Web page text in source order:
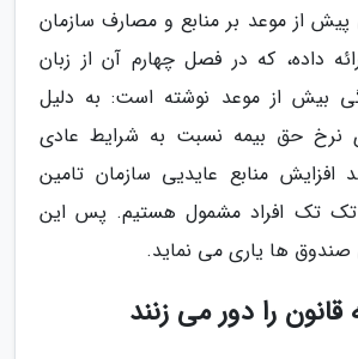
پیش از موعد بر منابع و مصارف سازمان
داده، که در فصل چهارم آن از زبان
بیش از موعد نوشته است: به دلیل
4 درصدی نرخ حق بیمه نسبت به شرایط عادی
افزایش منابع عایدیی سازمان تامین
تک تک افراد مشمول هستیم. پس این
صندوق ها یاری می نماید.
قانون را دور می زنند